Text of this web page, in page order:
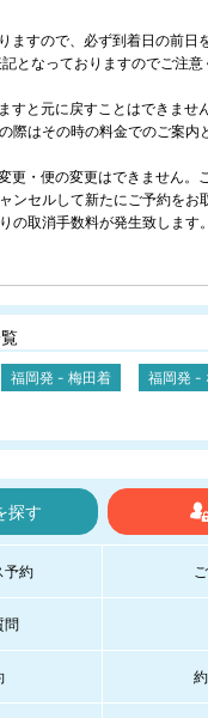
ますので、必ず到着日の前日
となっておりますのでご注意
すと元に戻すことはできませ
際はその時の料金でのご案内
更・便の変更はできません。
ンセルして新たにご予約をお
の取消手数料が発生致します
福岡発 - 梅田着 福岡発 -
探す
予約
問